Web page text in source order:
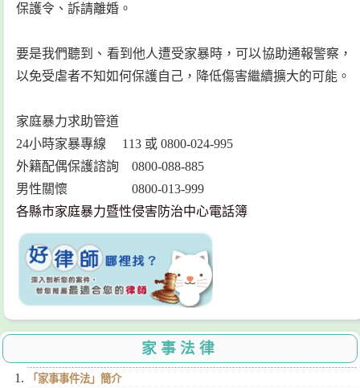
家事法律
「家事事件法」簡介
保護令、訴請離婚。
要是我們聽到、看到他人遭受家暴時，可以協助通報警察，
以免受虐者不知如何保護自己，降低傷害繼續擴大的可能。
家庭暴力求助管道
24小時家暴專線 113 或 0800-024-995
外籍配偶保護諮詢 0800-088-885
男性關懷 0800-013-999
各縣市家庭暴力暨性侵害防治中心電話簿